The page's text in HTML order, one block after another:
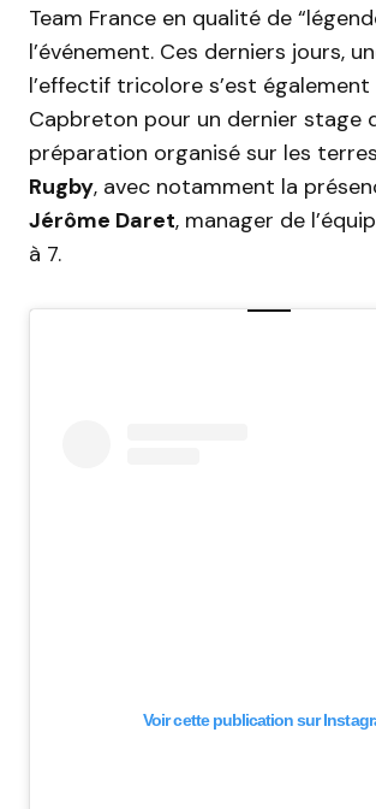
Team France en qualité de
l’événement. Ces derniers jours,
l’effectif tricolore s’est également
Capbreton pour un dernier stage
préparation organisé sur les
Rugby, avec notamment la
Jérôme Daret, manager de
à 7.
Voir cette publication sur